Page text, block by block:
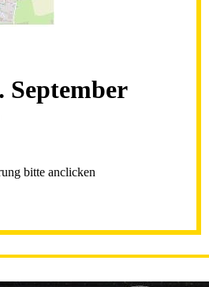
September
bitte anclicken